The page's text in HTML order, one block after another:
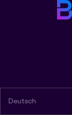
Deutsch